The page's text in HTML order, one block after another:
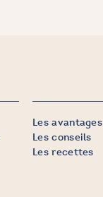
Les avantages
Les conseils
Les recettes